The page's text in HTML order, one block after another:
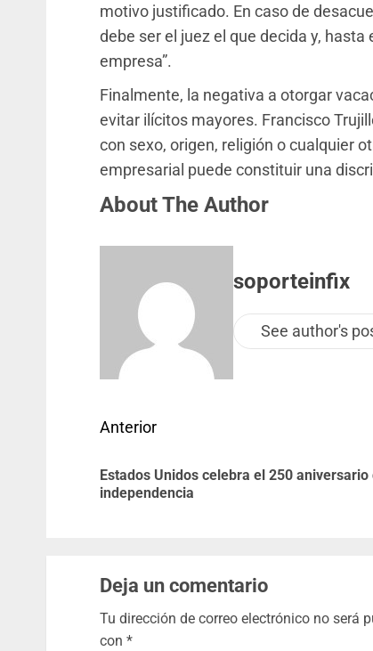
motivo justificado. En caso de
debe ser el juez el que decida y,
empresa”.
Finalmente, la negativa a otorgar
evitar ilícitos mayores. Francisco
con sexo, origen, religión o cualquier
empresarial puede constituir una
About The Author
soporteinfix
See author's
Anterior
Estados Unidos celebra el 250 aniversario
independencia
Deja un comentario
Tu dirección de correo electrónico no será
con *